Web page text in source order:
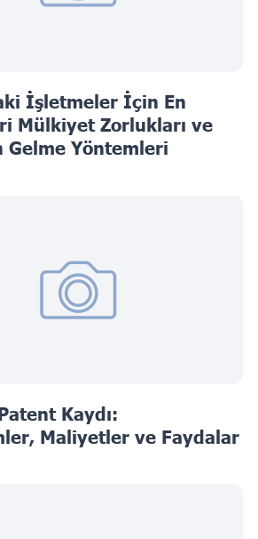
İşletmeler İçin En
Mülkiyet Zorlukları ve
Gelme Yöntemleri
Kaydı:
Maliyetler ve Faydalar